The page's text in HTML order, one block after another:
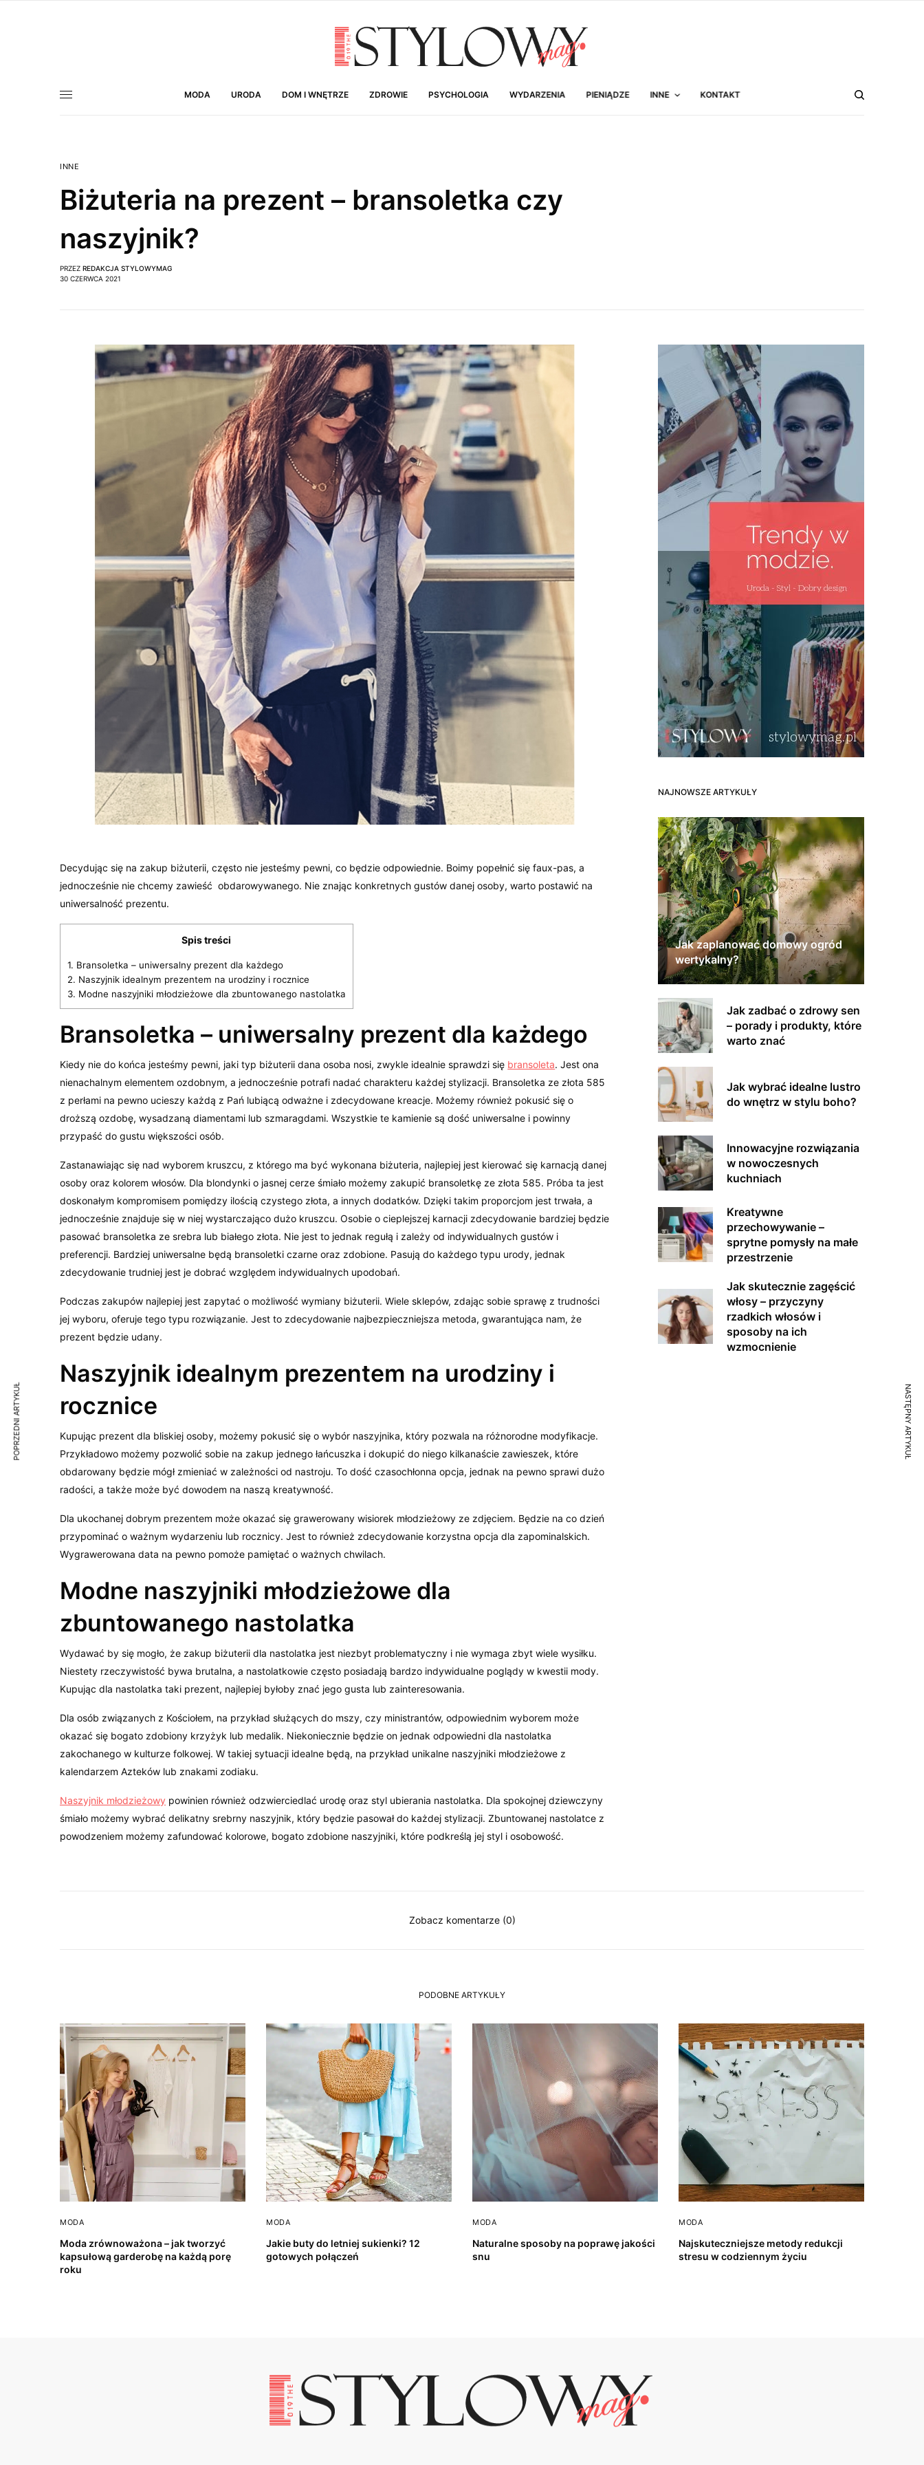
MODA URODA DOM I WNĘTRZE ZDROWIE PSYCHOLOGIA WYDARZENIA PIENIĄDZE INNE KONTAKT
INNE
Biżuteria na prezent – bransoletka czy
naszyjnik?
PRZEZ REDAKCJA STYLOWYMAG
30 CZERWCA 2021
Decydując się na zakup biżuterii, często nie jesteśmy pewni, co będzie odpowiednie. Boimy popełnić się faux-pas, a
jednocześnie nie chcemy zawieść obdarowywanego. Nie znając konkretnych gustów danej osoby, warto postawić na
uniwersalność prezentu.
Spis treści
1. Bransoletka – uniwersalny prezent dla każdego
2. Naszyjnik idealnym prezentem na urodziny i rocznice
3. Modne naszyjniki młodzieżowe dla zbuntowanego nastolatka
Bransoletka – uniwersalny prezent dla każdego
Kiedy nie do końca jesteśmy pewni, jaki typ biżuterii dana osoba nosi, zwykle idealnie sprawdzi się bransoleta. Jest ona
nienachalnym elementem ozdobnym, a jednocześnie potrafi nadać charakteru każdej stylizacji. Bransoletka ze złota 585
z perłami na pewno ucieszy każdą z Pań lubiącą odważne i zdecydowane kreacje. Możemy również pokusić się o
droższą ozdobę, wysadzaną diamentami lub szmaragdami. Wszystkie te kamienie są dość uniwersalne i powinny
przypaść do gustu większości osób.
Zastanawiając się nad wyborem kruszcu, z którego ma być wykonana biżuteria, najlepiej jest kierować się karnacją danej
osoby oraz kolorem włosów. Dla blondynki o jasnej cerze śmiało możemy zakupić bransoletkę ze złota 585. Próba ta jest
doskonałym kompromisem pomiędzy ilością czystego złota, a innych dodatków. Dzięki takim proporcjom jest trwała, a
jednocześnie znajduje się w niej wystarczająco dużo kruszcu. Osobie o cieplejszej karnacji zdecydowanie bardziej będzie
pasować bransoletka ze srebra lub białego złota. Nie jest to jednak regułą i zależy od indywidualnych gustów i
preferencji. Bardziej uniwersalne będą bransoletki czarne oraz zdobione. Pasują do każdego typu urody, jednak
zdecydowanie trudniej jest je dobrać względem indywidualnych upodobań.
Podczas zakupów najlepiej jest zapytać o możliwość wymiany biżuterii. Wiele sklepów, zdając sobie sprawę z trudności
jej wyboru, oferuje tego typu rozwiązanie. Jest to zdecydowanie najbezpieczniejsza metoda, gwarantująca nam, że
prezent będzie udany.
Naszyjnik idealnym prezentem na urodziny i
rocznice
Kupując prezent dla bliskiej osoby, możemy pokusić się o wybór naszyjnika, który pozwala na różnorodne modyfikacje.
Przykładowo możemy pozwolić sobie na zakup jednego łańcuszka i dokupić do niego kilkanaście zawieszek, które
obdarowany będzie mógł zmieniać w zależności od nastroju. To dość czasochłonna opcja, jednak na pewno sprawi dużo
radości, a także może być dowodem na naszą kreatywność.
Dla ukochanej dobrym prezentem może okazać się grawerowany wisiorek młodzieżowy ze zdjęciem. Będzie na co dzień
przypominać o ważnym wydarzeniu lub rocznicy. Jest to również zdecydowanie korzystna opcja dla zapominalskich.
Wygrawerowana data na pewno pomoże pamiętać o ważnych chwilach.
Modne naszyjniki młodzieżowe dla
zbuntowanego nastolatka
Wydawać by się mogło, że zakup biżuterii dla nastolatka jest niezbyt problematyczny i nie wymaga zbyt wiele wysiłku.
Niestety rzeczywistość bywa brutalna, a nastolatkowie często posiadają bardzo indywidualne poglądy w kwestii mody.
Kupując dla nastolatka taki prezent, najlepiej byłoby znać jego gusta lub zainteresowania.
Dla osób związanych z Kościołem, na przykład służących do mszy, czy ministrantów, odpowiednim wyborem może
okazać się bogato zdobiony krzyżyk lub medalik. Niekoniecznie będzie on jednak odpowiedni dla nastolatka
zakochanego w kulturze folkowej. W takiej sytuacji idealne będą, na przykład unikalne naszyjniki młodzieżowe z
kalendarzem Azteków lub znakami zodiaku.
Naszyjnik młodzieżowy powinien również odzwierciedlać urodę oraz styl ubierania nastolatka. Dla spokojnej dziewczyny
śmiało możemy wybrać delikatny srebrny naszyjnik, który będzie pasował do każdej stylizacji. Zbuntowanej nastolatce z
powodzeniem możemy zafundować kolorowe, bogato zdobione naszyjniki, które podkreślą jej styl i osobowość.
NAJNOWSZE ARTYKUŁY
Jak zaplanować domowy ogród
wertykalny?
Jak zadbać o zdrowy sen
– porady i produkty, które
warto znać
Jak wybrać idealne lustro
do wnętrz w stylu boho?
Innowacyjne rozwiązania
w nowoczesnych
kuchniach
Kreatywne
przechowywanie –
sprytne pomysły na małe
przestrzenie
Jak skutecznie zagęścić
włosy – przyczyny
rzadkich włosów i
sposoby na ich
wzmocnienie
POPRZEDNI ARTYKUŁ NASTĘPNY ARTYKUŁ
Zobacz komentarze (0)
PODOBNE ARTYKUŁY
MODA
Moda zrównoważona – jak tworzyć
kapsułową garderobę na każdą porę
roku
MODA
Jakie buty do letniej sukienki? 12
gotowych połączeń
MODA
Naturalne sposoby na poprawę jakości
snu
MODA
Najskuteczniejsze metody redukcji
stresu w codziennym życiu